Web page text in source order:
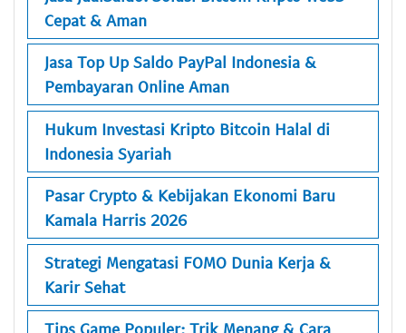
Cepat & Aman
Jasa Top Up Saldo PayPal Indonesia &
Pembayaran Online Aman
Hukum Investasi Kripto Bitcoin Halal di
Indonesia Syariah
Pasar Crypto & Kebijakan Ekonomi Baru
Kamala Harris 2026
Strategi Mengatasi FOMO Dunia Kerja &
Karir Sehat
Tips Game Populer: Trik Menang & Cara